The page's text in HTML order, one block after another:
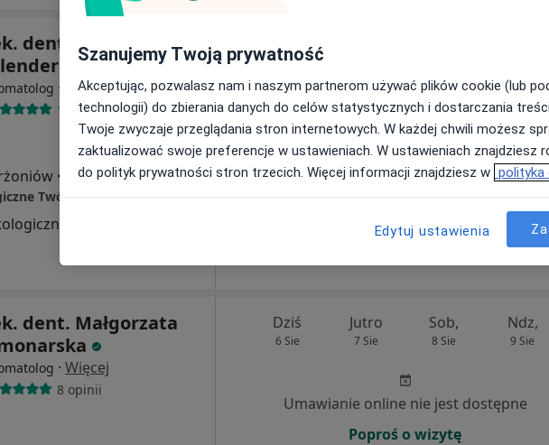
dent. Dawid
· Więcej
19 opinii
• Mapa
6 Sie
Umawianie online nie jest dostępne
Poproś o wizytę
dent. Małgorzata
· Więcej
8 opinii
Dziś
6 Sie
Jutro
7 Sie
Sob,
8 Sie
Ndz,
9 Sie
Umawianie online nie jest dostępne
Poproś o wizytę
Szanujemy Twoją prywatność
Akceptując, pozwalasz nam i naszym partnerom używać plików cookie (lub
technologii) do zbierania danych do celów statystycznych i dostarczania
Twoje zwyczaje przeglądania stron internetowych. W każdej chwili możesz
zaktualizować swoje preferencje w ustawieniach. W ustawieniach znajdziesz
do polityk prywatności stron trzecich. Więcej informacji znajdziesz w polityka
Edytuj ustawienia